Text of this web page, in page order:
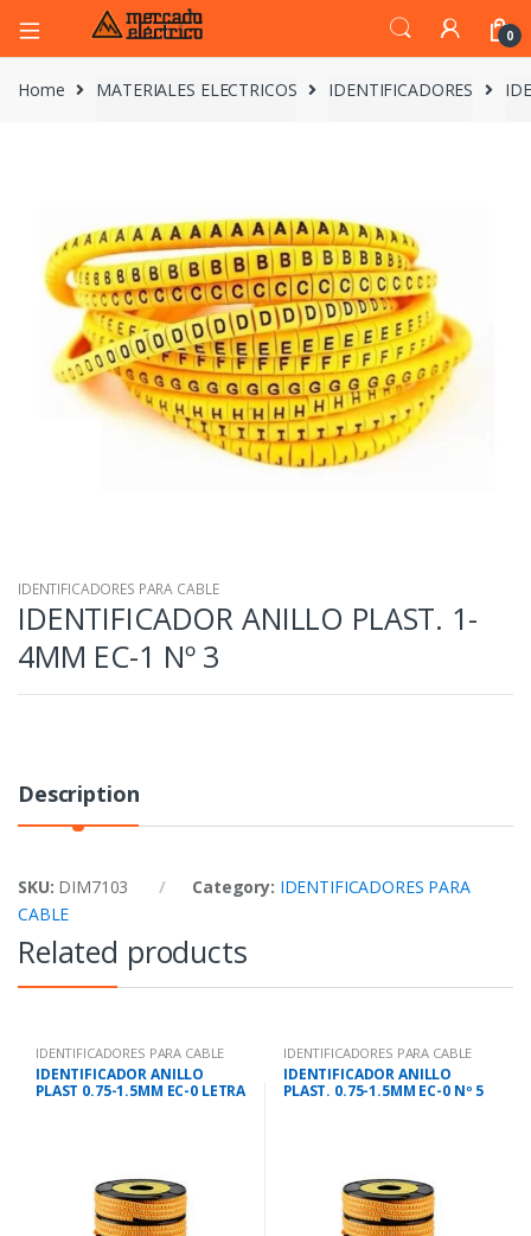
0
Home MATERIALES ELECTRICOS IDENTIFICADORES
IDENTIFICADORES PARA CABLE
IDENTIFICADOR ANILLO PLAST. 1-
4MM EC-1 Nº 3
Description
SKU: DIM7103 Category: IDENTIFICADORES PARA
CABLE
Related products
IDENTIFICADORES PARA CABLE
IDENTIFICADOR ANILLO
PLAST 0.75-1.5MM EC-0 LETRA
IDENTIFICADORES PARA CABLE
IDENTIFICADOR ANILLO
PLAST. 0.75-1.5MM EC-0 Nº 5